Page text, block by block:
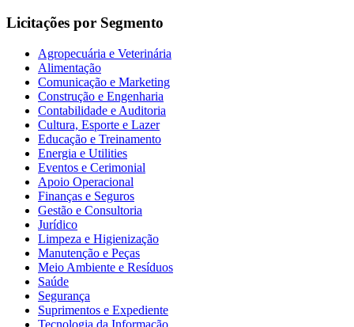
Licitações por Segmento
Agropecuária e Veterinária
Alimentação
Comunicação e Marketing
Construção e Engenharia
Contabilidade e Auditoria
Cultura, Esporte e Lazer
Educação e Treinamento
Energia e Utilities
Eventos e Cerimonial
Apoio Operacional
Finanças e Seguros
Gestão e Consultoria
Jurídico
Limpeza e Higienização
Manutenção e Peças
Meio Ambiente e Resíduos
Saúde
Segurança
Suprimentos e Expediente